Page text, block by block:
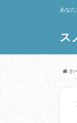
ス
あな
ホ